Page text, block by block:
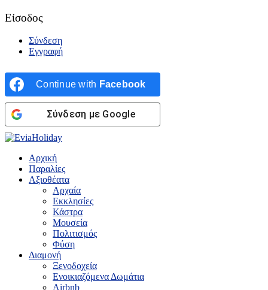
Είσοδος
Σύνδεση
Εγγραφή
Continue with Facebook
Σύνδεση με Google
Αρχική
Παραλίες
Αξιοθέατα
Αρχαία
Εκκλησίες
Κάστρα
Μουσεία
Πολιτισμός
Φύση
Διαμονή
Ξενοδοχεία
Ενοικιαζόμενα Δωμάτια
Airbnb